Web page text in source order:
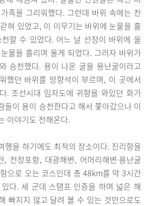
족을 그리워했다. 그런데 바위 속에는 천
혀 있었고, 이 이무기는 바위에 눈물을 흘
할 수 있었다. 어느 날 선장이 바위에 올
물을 흘리며 울게 되었다. 그러자 바위가
승천했다. 용이 나온 굴을 용난굴이라고
했던 바위를 망향석이 부르며, 이 곳에서
. 조선시대 임자도에 귀향을 와있던 화가
들이 용이 승천한다고 해서 쫓아갔으나 이
이야기도 전해온다.
행을 하기에도 최적의 장소이다. 진리항을
, 전장포항, 대광해변, 어머리해변·용난굴
으로 오는 코스인데 총 48km를 약 3시간
다. 세 군데 스탬프 인증을 하며 넓은 해
빠지지 않고 달려 볼 수 있는 것만으로도